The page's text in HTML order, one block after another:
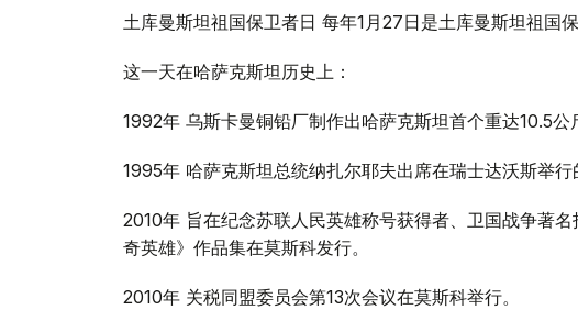
土库曼斯坦祖国保卫者日 每年1月27日是土库曼斯坦祖国
这一天在哈萨克斯坦历史上：
1992年 乌斯卡曼铜铅厂制作出哈萨克斯坦首个重达10.5公
1995年 哈萨克斯坦总统纳扎尔耶夫出席在瑞士达沃斯举行
2010年 旨在纪念苏联人民英雄称号获得者、卫国战争著
奇英雄》作品集在莫斯科发行。
2010年 关税同盟委员会第13次会议在莫斯科举行。